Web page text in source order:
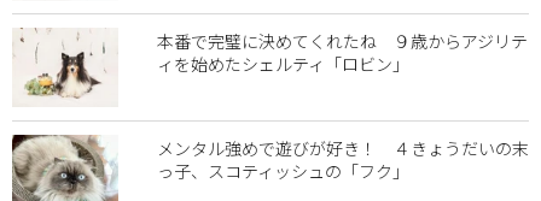
本番で完璧に決めてくれたね ９歳からアジリテ
ィを始めたシェルティ「ロビン」
メンタル強めで遊びが好き！ ４きょうだいの末
っ子、スコティッシュの「フク」